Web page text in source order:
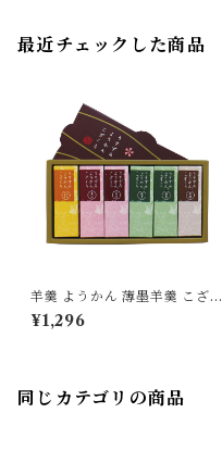
最近チェックした商品
羊羹 ようかん 薄墨羊羹 こざく
ら 6個入 ひとくち 一口 ミニ
和菓子 デザート 贈り物 プレゼ
¥1,296
同じカテゴリの商品